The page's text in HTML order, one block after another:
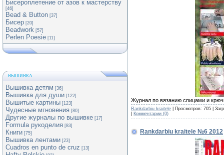
Бисероплетение от азов к мастерству
[46]
Bead & Button [37]
Бисер [20]
Beadwork [57]
Perlen Poesie [11]
ВЫШИВКА
Вышивка детям [36]
Вышивка для души [122]
Вышитые картины [123]
Чудесные мгновения [80]
Другие журналы по вышивке [17]
Formula рукоделия [83]
Книги [75]
Вышивка лентами [23]
Cuadros en punto de cruz [13]
Журнал по вязанию спицами и
Rankdarbiu kraitele | Просмотров: 705 |
Комментарии (0)
Rankdarbiu kraitele №6 2012